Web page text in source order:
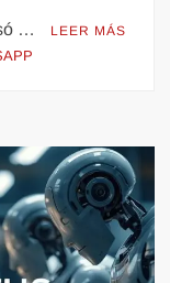
… LEER MÁS